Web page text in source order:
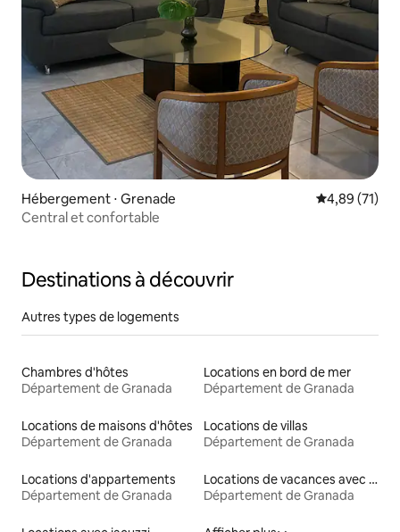
Hébergement ⋅ Grenade Évaluation
4,89 (71)
Central et confortable
Destinations à découvrir
Autres types de logements
Chambres d'hôtes
Département de Granada
Locations en bord de mer
Département de Granada
Locations de maisons d'hôtes
Département de Granada
Locations de villas
Département de Granada
Locations d'appartements
Département de Granada
Locations de vacances avec piscine
Département de Granada